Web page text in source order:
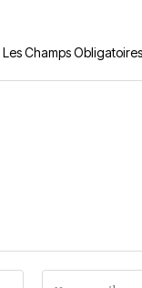
Les Champs